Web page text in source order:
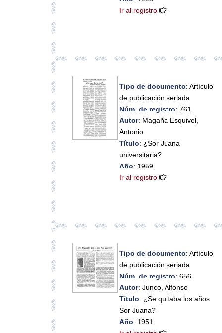
Ir al registro
Tipo de documento: Artículo
de publicación seriada
Núm. de registro: 761
Autor: Magaña Esquivel,
Antonio
Título: ¿Sor Juana
universitaria?
Año: 1959
Ir al registro
Tipo de documento: Artículo
de publicación seriada
Núm. de registro: 656
Autor: Junco, Alfonso
Título: ¿Se quitaba los años
Sor Juana?
Año: 1951